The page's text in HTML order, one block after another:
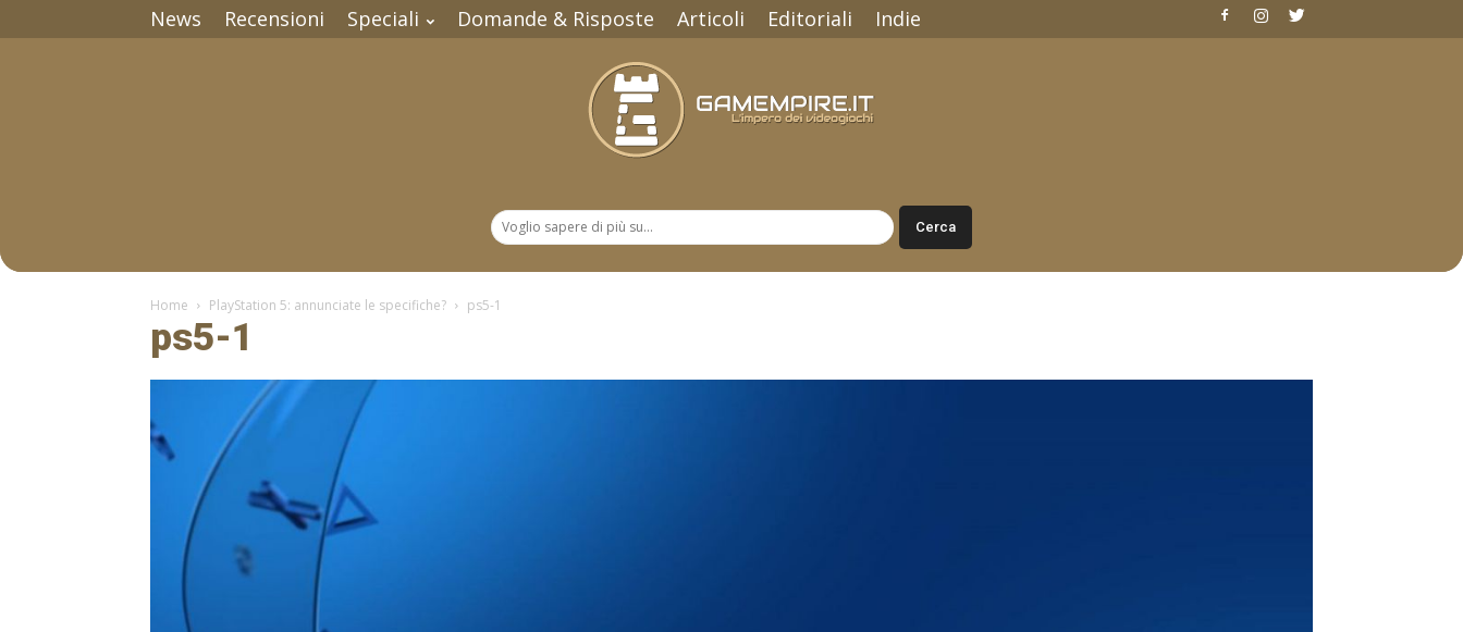
News Recensioni Speciali Domande & Risposte Articoli Editoriali Indie
Home PlayStation 5: annunciate le specifiche? ps5-1
ps5-1